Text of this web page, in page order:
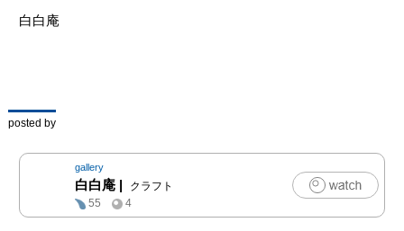
岐阜県生まれで新聞・雑
の木を開設。
妻・まさ子とともに家
具・食器・絵画など旺盛
な制作を行い、展覧会な
ど多数。
その傍ら、全国各地でラ
白白庵
posted by
gallery
白白庵 |
クラフト
55
4